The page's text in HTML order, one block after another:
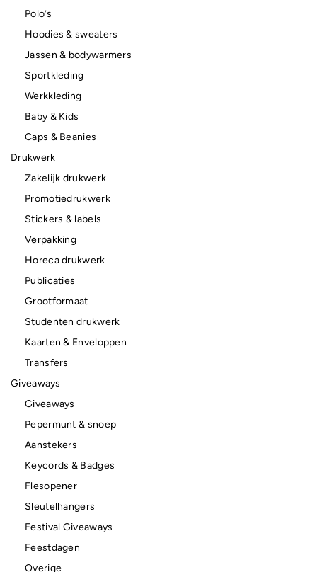
Polo’s
Hoodies & sweaters
Jassen & bodywarmers
Sportkleding
Werkkleding
Baby & Kids
Caps & Beanies
Drukwerk
Zakelijk drukwerk
Promotiedrukwerk
Stickers & labels
Verpakking
Horeca drukwerk
Publicaties
Grootformaat
Studenten drukwerk
Kaarten & Enveloppen
Transfers
Giveaways
Giveaways
Pepermunt & snoep
Aanstekers
Keycords & Badges
Flesopener
Sleutelhangers
Festival Giveaways
Feestdagen
Overige